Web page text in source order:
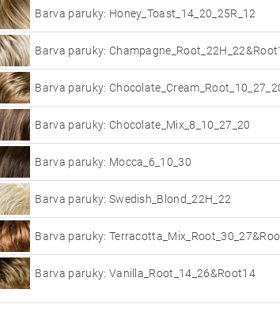
Barva paruky: Honey_Toast_14_20_25R_12
Barva paruky:
Barva paruky:
Barva paruky: Chocolate_Mix_8_10_27_20
Barva paruky: Mocca_6_10_30
Barva paruky: Swedish_Blond_22H_22
Barva paruky:
Barva paruky: Vanilla_Root_14_26&Root14